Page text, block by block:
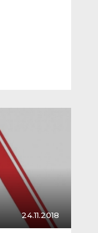
24.11.2018